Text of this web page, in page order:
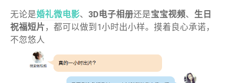
无论是婚礼微电影、 3D电子相册还是宝宝视频、 生日
祝福短片 ，都可以做到1小时出小样。摸着良心承诺，
不忽悠人